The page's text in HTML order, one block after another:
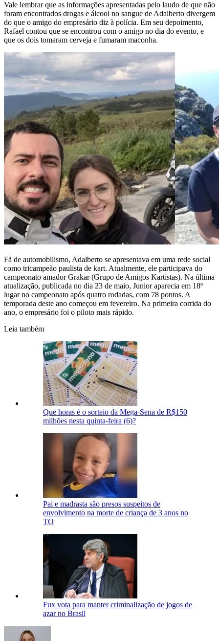
Vale lembrar que as informações apresentadas pelo laudo de que não
foram encontrados drogas e álcool no sangue de Adalberto divergem
do que o amigo do empresário diz à polícia. Em seu depoimento,
Rafael contou que se encontrou com o amigo no dia do evento, e
que os dois tomaram cerveja e fumaram maconha.
Fã de automobilismo, Adalberto se apresentava em uma rede social
como tricampeão paulista de kart. Atualmente, ele participava do
campeonato amador Grakar (Grupo de Amigos Kartistas). Na última
atualização, publicada no dia 23 de maio, Junior aparecia em 18º
lugar no campeonato após quatro rodadas, com 78 pontos. A
temporada deste ano começou em fevereiro. Na primeira corrida do
ano, o empresário foi o piloto mais rápido.
Leia também
Que horas é o sorteio da Mega-Sena de R$150
milhões nesta quinta-feira (6)?
Pai e madrasta são presos suspeitos de
envolvimento na morte de criança de 3 anos no
TO
Fux vota para manter criminalização de jogos de
azar no Brasil